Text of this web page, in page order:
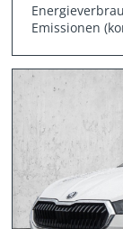
Emissionen